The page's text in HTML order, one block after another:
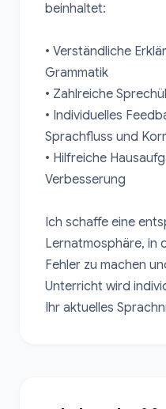
beinhaltet:
• Verständliche
Grammatik
• Zahlreiche
• Individuelles
Sprachfluss und
• Hilfreiche
Verbesserung
Ich schaffe eine
Lernatmosphäre, in
Fehler zu machen
Unterricht wird
Ihr aktuelles